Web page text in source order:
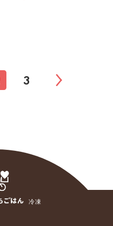
3
冷凍